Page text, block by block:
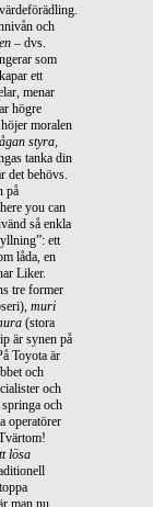
och
– dvs.
som
ett
menar
högre
moralen
styra,
tanka din
det behövs.
på
you can
så enkla
ett
låda, en
Liker.
tre former
muri
(stora
är synen på
Toyota är
och
och
och
operatörer
lösa
man nu